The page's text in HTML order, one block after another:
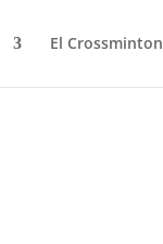
El Crossminton